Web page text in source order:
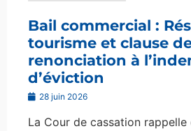
Bail commercial :
tourisme et clause
renonciation à
d’éviction
28 juin 2026
La Cour de cassation rappelle